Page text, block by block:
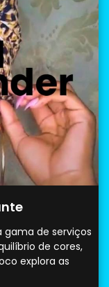
gama de serviços
de cores,
explora as